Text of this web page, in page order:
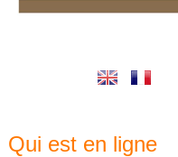
Qui est en ligne